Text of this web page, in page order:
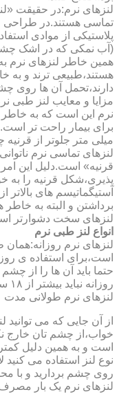
لنزهای نرم:در حقیقت
تماسی هستند.در طراحی
پلاستیکی از موادی
(آب نمکی که در اشک چشم
همین خاطر لنزهای نرم
هستند،طبیعی ترند و
دارند،تحمل آن ها روی
مزایا و معایب لنز طبی
نرم این است که به خاطر
برای بیمار راحت تر
میلی متر جلوتر از قرنیه
لنزهای تماسی نرم
قرنیه» است.دلیل این
پذیری،شکل قرنیه را به
آستیگماتیسم های
برداشتن و البته به خاطر
لنزهای سخت دشوارتر
انواع لنز طبی نرم
لنزهای نرم
است،برای استفاده ی
حتما باید آن ها را از
روزانه نباید بیشتر از ۱۸ ساعت در طول روز استفاده کنید.
لنزهای نرم طولانی مدت
از آن جایی که می
خواب،از چشم تان خارج
است و به همین دلیل کمتر
نوع لنز استفاده می کنید
روی چشم بردارید و با
لنزهای نرم یک بار